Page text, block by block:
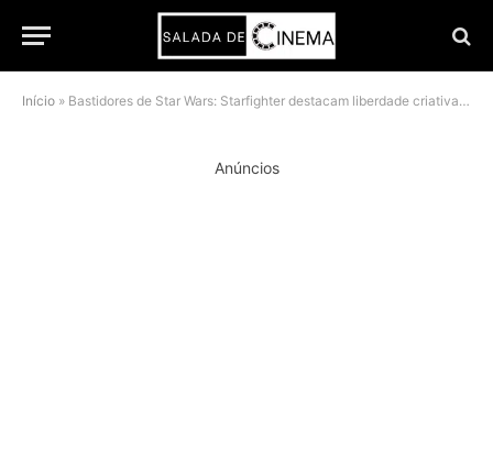
Início » Bastidores de Star Wars: Starfighter destacam liberdade criativa de Shawn Levy e química do elenco
Anúncios